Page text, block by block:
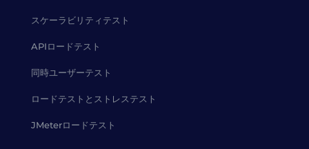
スケーラビリティテスト
APIロードテスト
同時ユーザーテスト
ロードテストとストレステスト
JMeterロードテスト